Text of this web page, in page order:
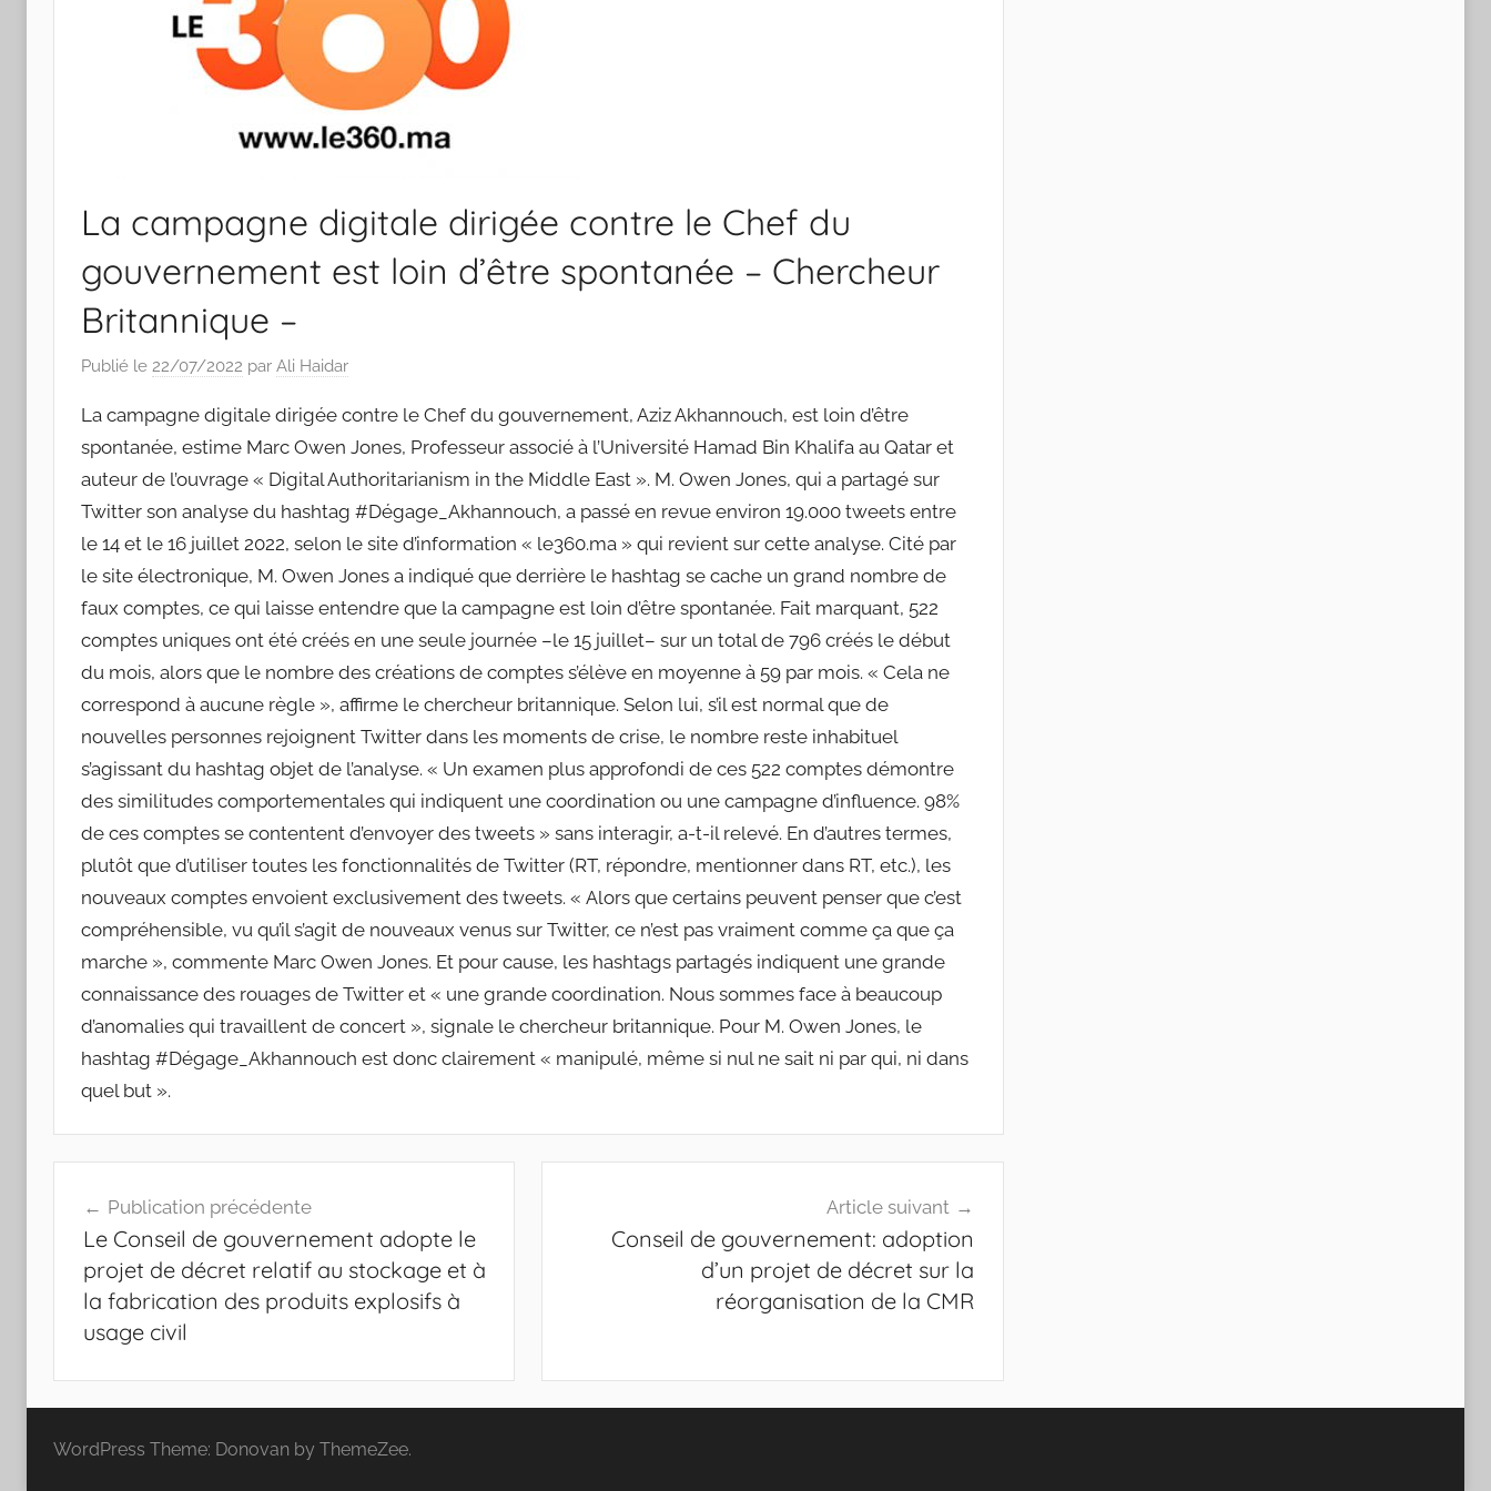
La campagne digitale dirigée contre le Chef du
gouvernement est loin d’être spontanée – Chercheur
Britannique –
Publié le 22/07/2022 par Ali Haidar
La campagne digitale dirigée contre le Chef du gouvernement, Aziz Akhannouch, est loin d’être
spontanée, estime Marc Owen Jones, Professeur associé à l’Université Hamad Bin Khalifa au Qatar et
auteur de l’ouvrage « Digital Authoritarianism in the Middle East ». M. Owen Jones, qui a partagé sur
Twitter son analyse du hashtag #Dégage_Akhannouch, a passé en revue environ 19.000 tweets entre
le 14 et le 16 juillet 2022, selon le site d’information « le360.ma » qui revient sur cette analyse. Cité par
le site électronique, M. Owen Jones a indiqué que derrière le hashtag se cache un grand nombre de
faux comptes, ce qui laisse entendre que la campagne est loin d’être spontanée. Fait marquant, 522
comptes uniques ont été créés en une seule journée –le 15 juillet– sur un total de 796 créés le début
du mois, alors que le nombre des créations de comptes s’élève en moyenne à 59 par mois. « Cela ne
correspond à aucune règle », affirme le chercheur britannique. Selon lui, s’il est normal que de
nouvelles personnes rejoignent Twitter dans les moments de crise, le nombre reste inhabituel
s’agissant du hashtag objet de l’analyse. « Un examen plus approfondi de ces 522 comptes démontre
des similitudes comportementales qui indiquent une coordination ou une campagne d’influence. 98%
de ces comptes se contentent d’envoyer des tweets » sans interagir, a-t-il relevé. En d’autres termes,
plutôt que d’utiliser toutes les fonctionnalités de Twitter (RT, répondre, mentionner dans RT, etc.), les
nouveaux comptes envoient exclusivement des tweets. « Alors que certains peuvent penser que c’est
compréhensible, vu qu’il s’agit de nouveaux venus sur Twitter, ce n’est pas vraiment comme ça que ça
marche », commente Marc Owen Jones. Et pour cause, les hashtags partagés indiquent une grande
connaissance des rouages de Twitter et « une grande coordination. Nous sommes face à beaucoup
d’anomalies qui travaillent de concert », signale le chercheur britannique. Pour M. Owen Jones, le
hashtag #Dégage_Akhannouch est donc clairement « manipulé, même si nul ne sait ni par qui, ni dans
quel but ».
de
l’article
Publication précédente
Le Conseil de gouvernement adopte le
projet de décret relatif au stockage et à
la fabrication des produits explosifs à
usage civil
Article suivant
Conseil de gouvernement: adoption
d’un projet de décret sur la
réorganisation de la CMR
WordPress Theme: Donovan by ThemeZee.